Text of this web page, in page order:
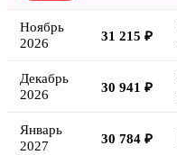
Ноябрь
2026
31 215 ₽
Декабрь
2026
30 941 ₽
Январь
2027
30 784 ₽